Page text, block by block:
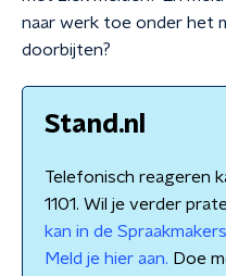
naar werk toe onder het
doorbijten?
Stand.nl
Telefonisch reageren
1101. Wil je verder
kan in de
Meld je hier aan. Doe